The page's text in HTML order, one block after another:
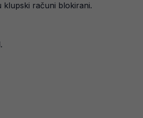
klupski računi blokirani.